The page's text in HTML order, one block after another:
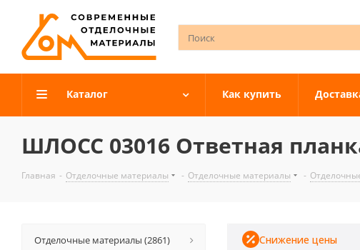
Каталог Как купить
ШЛОСС 03016 Ответная
Главная - Отделочные материалы - Отделочные материалы -
Снижение цены
Отделочные материалы (2861)